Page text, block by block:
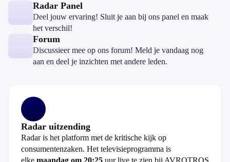
Radar Panel
Deel jouw ervaring! Sluit je aan bij ons panel en maak
het verschil!
Forum
Discussieer mee op ons forum! Meld je vandaag nog
aan en deel je inzichten met andere leden.
Radar uitzending
Radar is het platform met de kritische kijk op
consumentenzaken. Het televisieprogramma is
elke maandag om 20:25 uur live te zien bij AVROTROS